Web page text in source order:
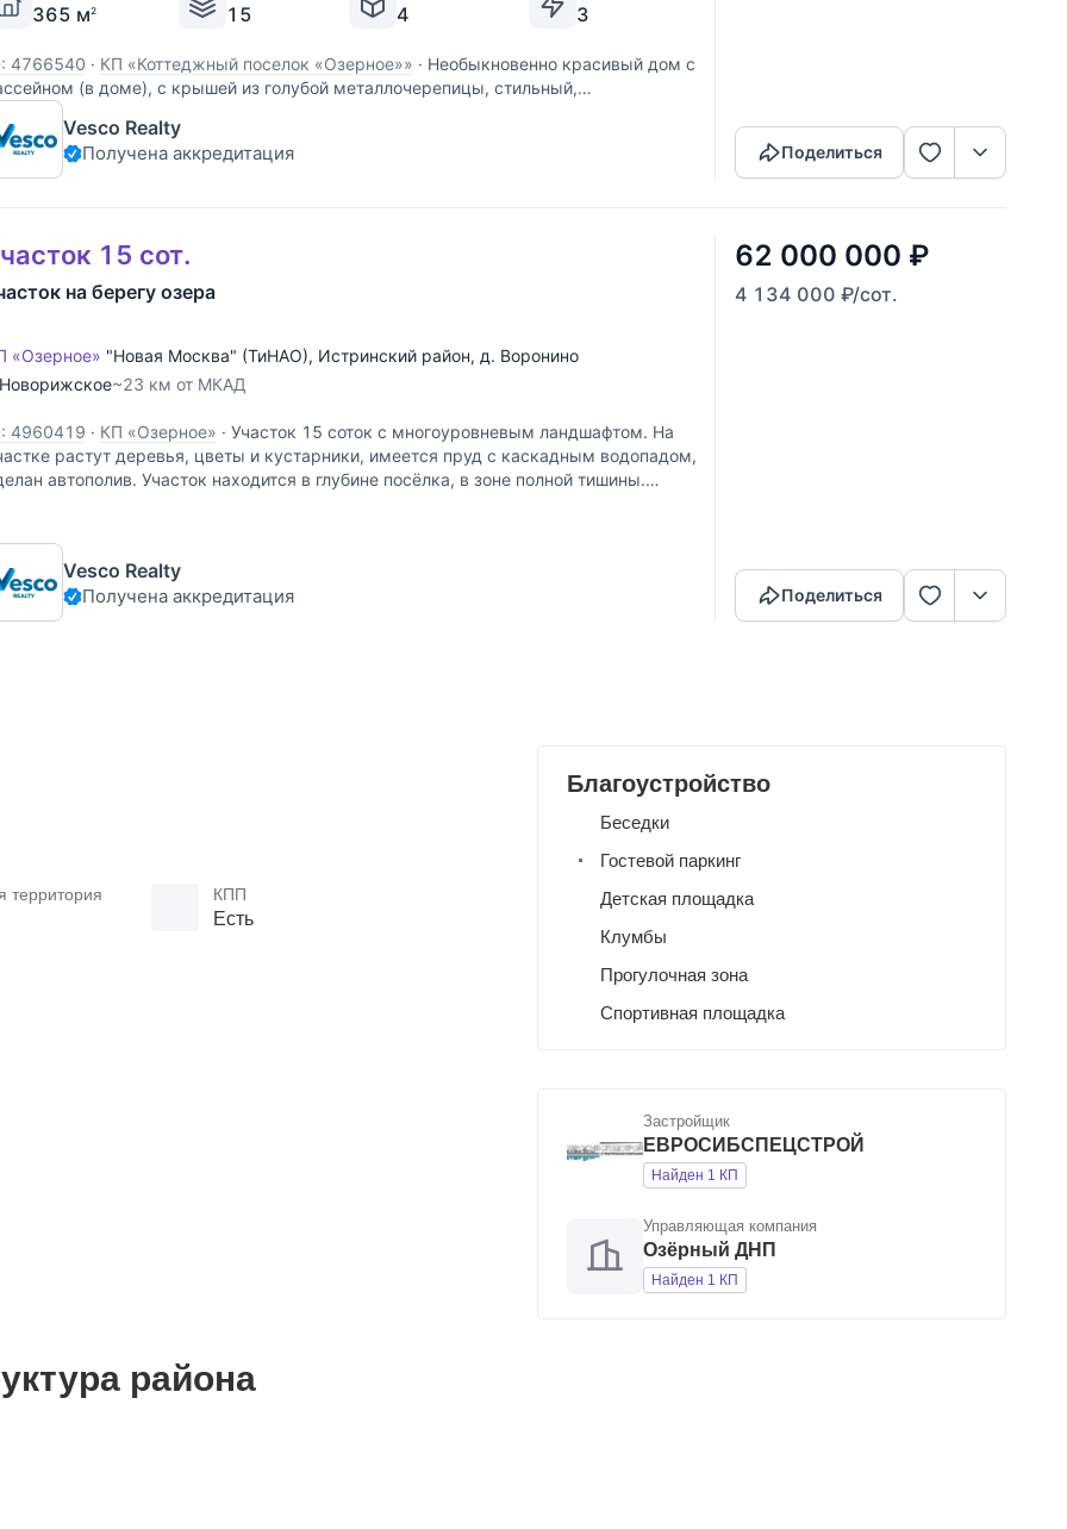
365 м2 15 4 3
4766540 · КП «Коттеджный поселок «Озерное»» · Необыкновенно красивый дом с
(в доме), с крышей из голубой металлочерепицы, стильный,
расположен на 15 сотках земли с фантастическим ландшафтным
в КП Озерное. Дом выгодно отличается в посёлке светлыми красками,
Vesco Realty
Получена аккредитация Поделиться
15 сот.
на берегу озера
«Озерное» "Новая Москва" (ТиНАО), Истринский район, д. Воронино
Новорижское~23 км от МКАД
4960419 · КП «Озерное» · Участок 15 соток с многоуровневым ландшафтом. На
растут деревья, цветы и кустарники, имеется пруд с каскадным водопадом,
автополив. Участок находится в глубине посёлка, в зоне полной тишины.
Vesco Realty
Получена аккредитация
62 000 000 ₽
4 134 000 ₽/сот.
Поделиться
территория КПП
Есть
Благоустройство
Беседки
Гостевой паркинг
Детская площадка
Клумбы
Прогулочная зона
Спортивная площадка
Застройщик
ЕВРОСИБСПЕЦСТРОЙ
Найден 1 КП
Управляющая компания
Озёрный ДНП
Найден 1 КП
района